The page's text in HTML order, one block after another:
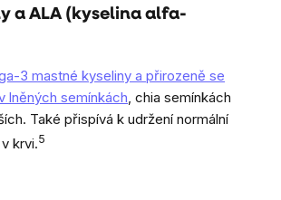
a ALA (kyselina alfa-
3 mastné kyseliny a přirozeně se
lněných semínkách, chia semínkách
Také přispívá k udržení normální
krvi.5